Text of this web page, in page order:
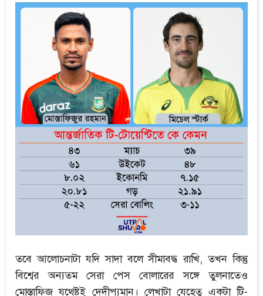
তবে আলোচনাটা যদি সাদা বলে সীমাবদ্ধ রাখি, তখন কিন্তু
বিশ্বের অন্যতম সেরা পেস বোলারের সঙ্গে তুলনাতেও
মোস্তাফিজ যথেষ্টই দেদীপ্যমান। লেখাটা যেহেতু একটা টি-